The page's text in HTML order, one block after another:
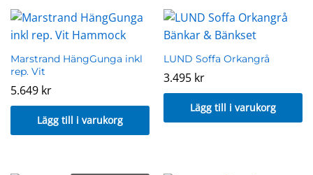
Marstrand HängGunga inkl
rep. Vit
5.649 kr
Lägg till i varukorg
LUND Soffa Orkangrå
3.495 kr
Lägg till i varukorg